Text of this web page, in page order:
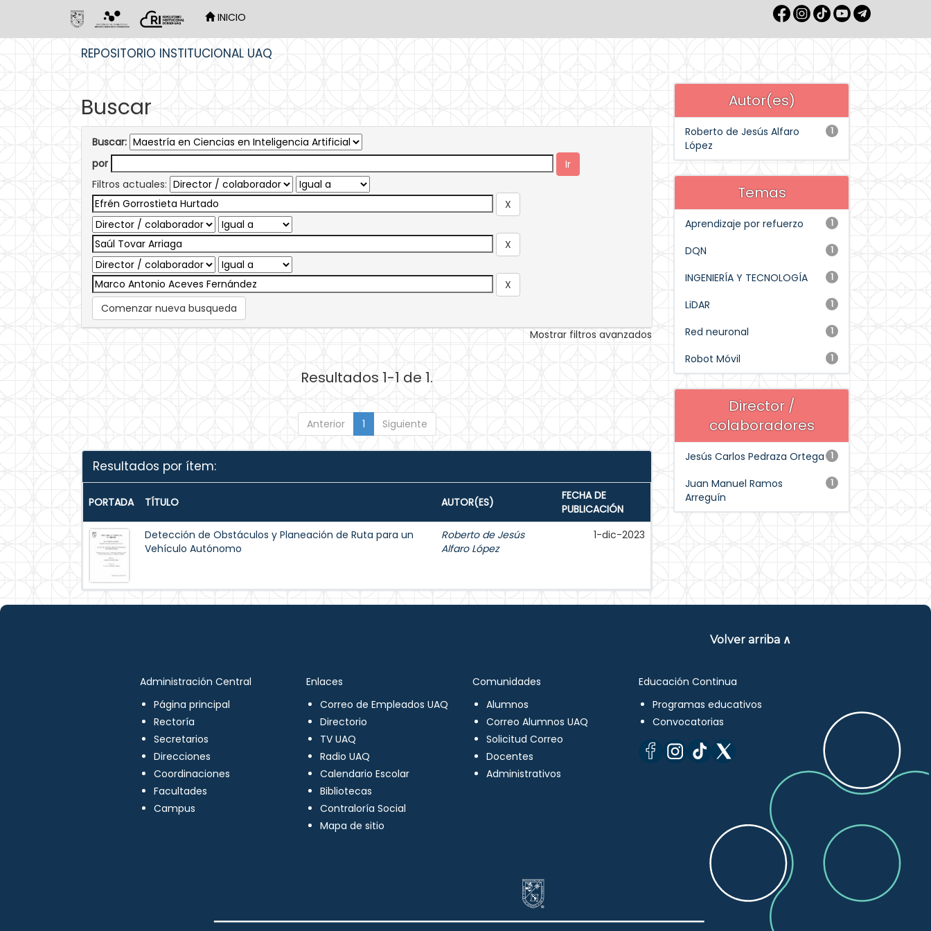
INICIO
REPOSITORIO INSTITUCIONAL UAQ
Buscar
Buscar:
por
Filtros actuales:
Comenzar nueva busqueda
Mostrar filtros avanzados
Resultados 1-1 de 1.
Anterior 1 Siguiente
Resultados por ítem:
PORTADA TÍTULO AUTOR(ES)
FECHA DE
PUBLICACIÓN
Detección de Obstáculos y Planeación de Ruta para un
Vehículo Autónomo
Roberto de Jesús
Alfaro López
1-dic-2023
Autor(es)
1
Roberto de Jesús Alfaro
López
Temas
1
Aprendizaje por refuerzo
1
DQN
1
INGENIERÍA Y TECNOLOGÍA
1
LiDAR
1
Red neuronal
1
Robot Móvil
Director /
colaboradores
1
Jesús Carlos Pedraza Ortega
1
Juan Manuel Ramos
Arreguín
Volver arriba ∧
Administración Central
Página principal
Rectoría
Secretarios
Direcciones
Coordinaciones
Facultades
Campus
Enlaces
Correo de Empleados UAQ
Directorio
TV UAQ
Radio UAQ
Calendario Escolar
Bibliotecas
Contraloría Social
Mapa de sitio
Comunidades
Alumnos
Correo Alumnos UAQ
Solicitud Correo
Docentes
Administrativos
Educación Continua
Programas educativos
Convocatorias